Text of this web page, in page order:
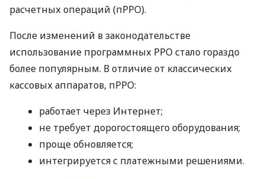
расчетных операций (пРРО).
После изменений в законодательстве
использование программных РРО стало гораздо
более популярным. В отличие от классических
кассовых аппаратов, пРРО:
работает через Интернет;
не требует дорогостоящего оборудования;
проще обновляется;
интегрируется с платежными решениями.